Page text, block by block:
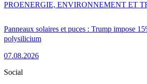
Panneaux solaires et puces : Trump impose
polysilicium
07.08.2026
PROENERGIE, ENVIRONNEMENT ET
Social